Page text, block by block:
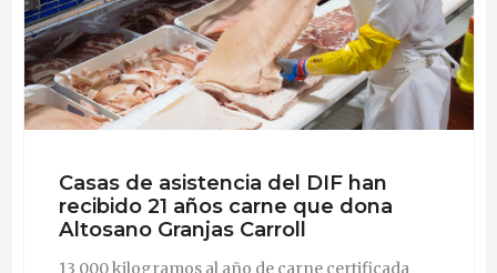
Casas de asistencia del DIF han
recibido 21 años carne que dona
Altosano Granjas Carroll
13 000 kilogramos al año de carne certificada